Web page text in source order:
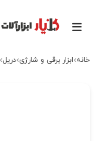
خانه ابزار برقی و شارژی دریل